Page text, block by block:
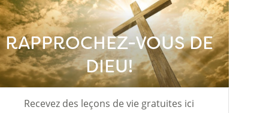
RAPPROCHEZ-VOUS DE
DIEU!
Recevez des leçons de vie gratuites ici